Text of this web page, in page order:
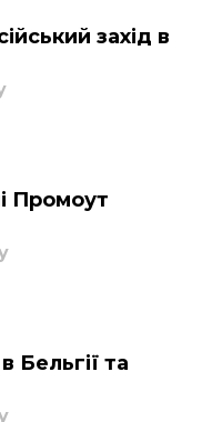
захід в
Промоут
Бельгії та